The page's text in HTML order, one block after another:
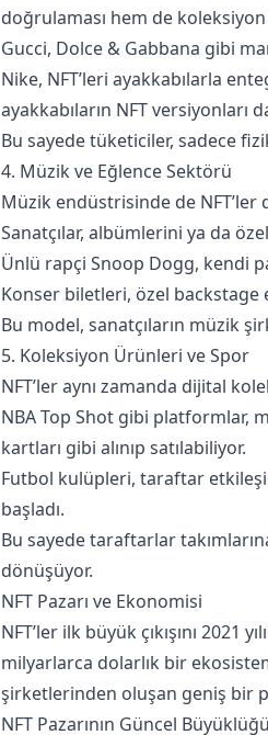
doğrulaması hem de
Gucci, Dolce & Gabbana gibi
Nike, NFT’leri ayakkabılarla
ayakkabıların NFT versiyonları
Bu sayede tüketiciler, sadece
4. Müzik ve Eğlence Sektörü
Müzik endüstrisinde de NFT’ler
Sanatçılar, albümlerini ya da
Ünlü rapçi Snoop Dogg, kendi
Konser biletleri, özel backstage
Bu model, sanatçıların müzik
5. Koleksiyon Ürünleri ve Spor
NFT’ler aynı zamanda dijital
NBA Top Shot gibi platformlar,
kartları gibi alınıp satılabiliyor.
Futbol kulüpleri, taraftar
başladı.
Bu sayede taraftarlar
dönüşüyor.
NFT Pazarı ve Ekonomisi
NFT’ler ilk büyük çıkışını 2021
milyarlarca dolarlık bir
şirketlerinden oluşan geniş bir
NFT Pazarının Güncel Büyüklüğü